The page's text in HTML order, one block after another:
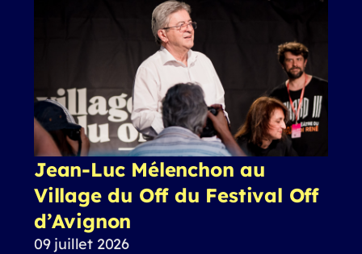
Jean-Luc Mélenchon au
Village du Off du Festival Off
d’Avignon
09 juillet 2026